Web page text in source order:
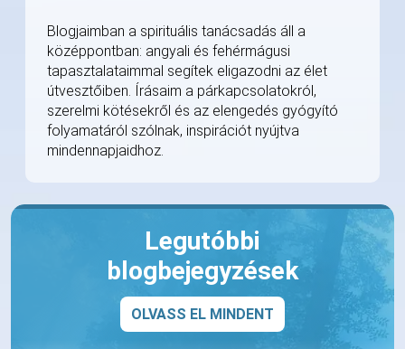
Blogjaimban a spirituális tanácsadás áll a
középpontban: angyali és fehérmágusi
tapasztalataimmal segítek eligazodni az élet
útvesztőiben. Írásaim a párkapcsolatokról,
szerelmi kötésekről és az elengedés gyógyító
folyamatáról szólnak, inspirációt nyújtva
mindennapjaidhoz.
Legutóbbi
blogbejegyzések
OLVASS EL MINDENT